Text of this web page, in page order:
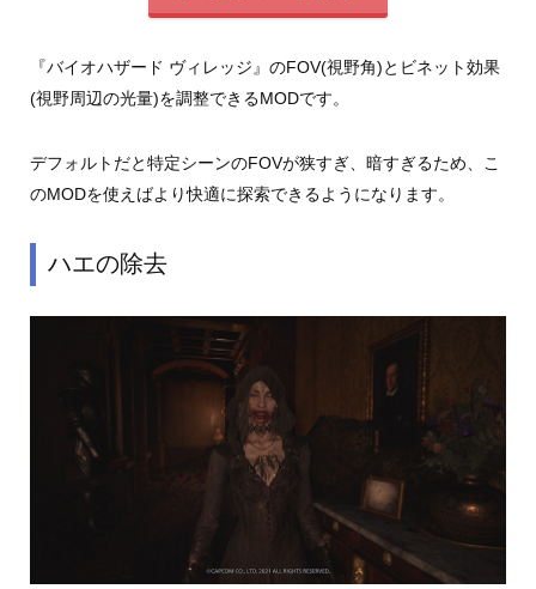
『バイオハザード ヴィレッジ』のFOV(視野角)とビネット効果
(視野周辺の光量)を調整できるMODです。
デフォルトだと特定シーンのFOVが狭すぎ、暗すぎるため、こ
のMODを使えばより快適に探索できるようになります。
ハエの除去